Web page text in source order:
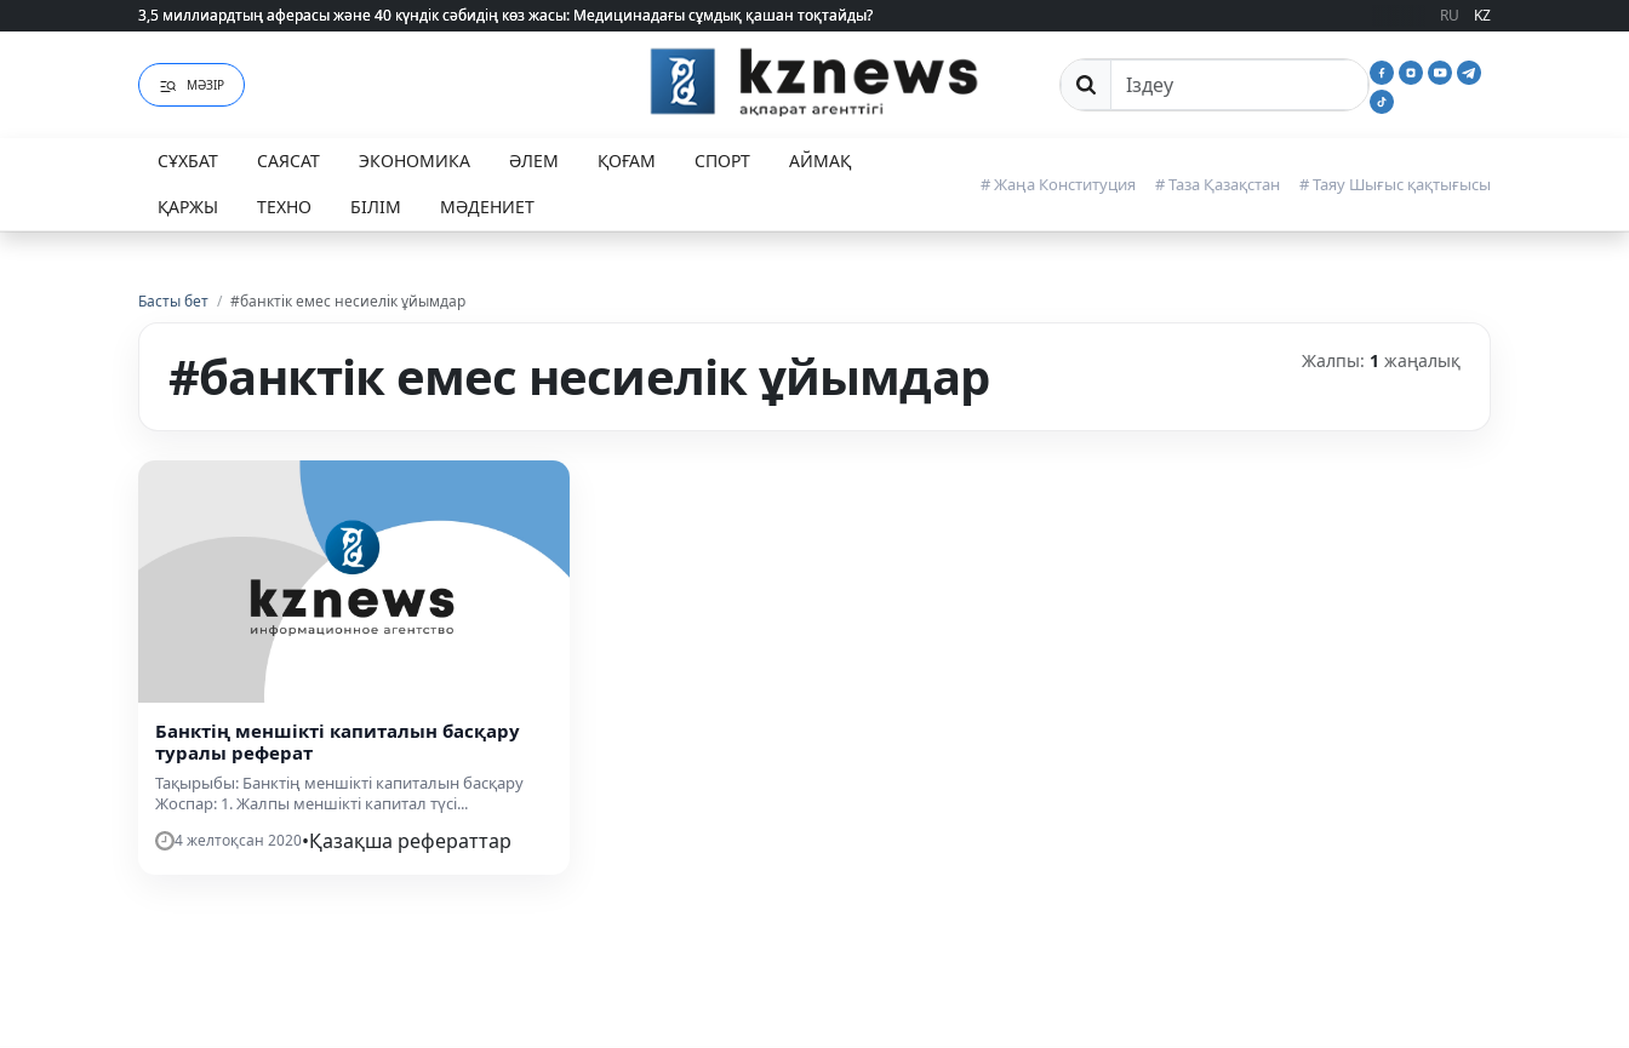
3,5 миллиардтың аферасы және 40 күндік сәбидің көз жасы: Медицинадағы сұмдық қашан тоқтайды?
3,5 миллиардтың аферасы және 40 күндік сәбидің көз жасы: Медицинадағы сұмдық қашан тоқтайды? RU KZ
МӘЗІР Сайттан іздеу
СҰХБАТ САЯСАТ ЭКОНОМИКА ӘЛЕМ ҚОҒАМ СПОРТ
АЙМАҚ
ҚАРЖЫ
ТЕХНО БІЛІМ МӘДЕНИЕТ
# Жаңа Конституция # Таза Қазақстан # Таяу Шығыс қақтығысы
Басты бет / #банктік емес несиелік ұйымдар
#банктік емес несиелік ұйымдар Жалпы: 1 жаңалық
Банктің меншікті капиталын басқару
туралы реферат
Тақырыбы: Банктің меншікті капиталын басқару
Жоспар: 1. Жалпы меншікті капитал түсі...
4 желтоқсан 2020•Қазақша рефераттар